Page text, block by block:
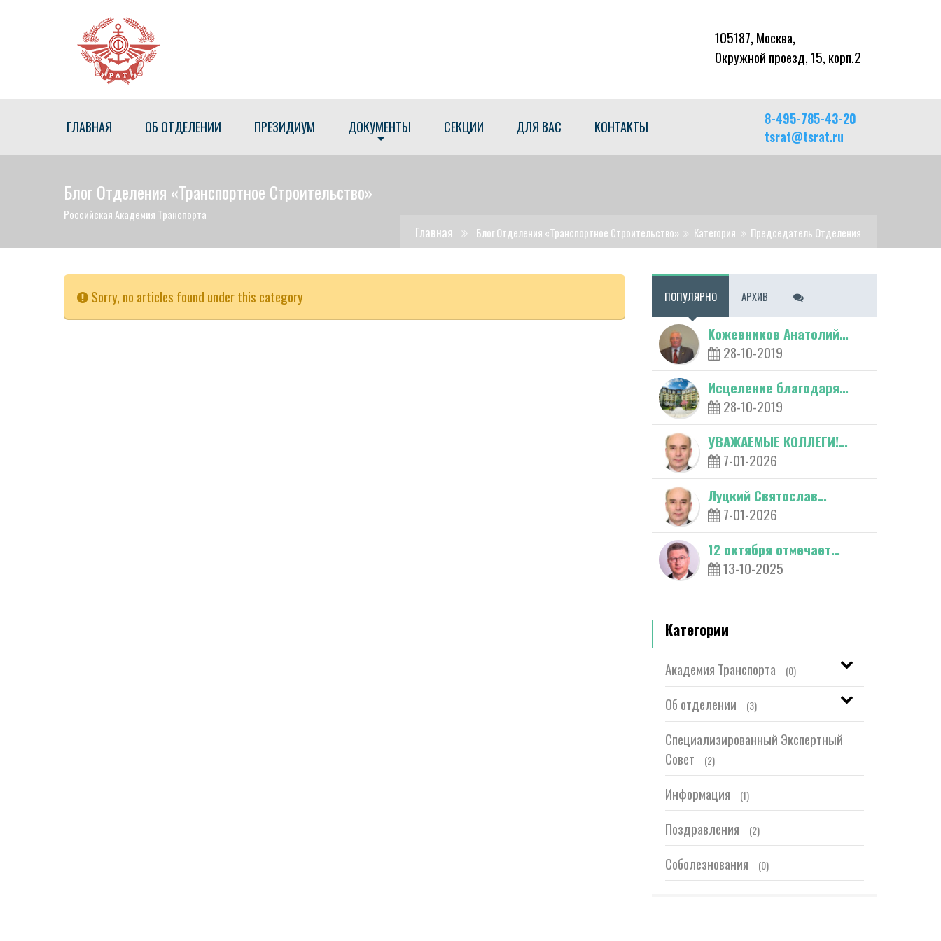
105187, Москва,
Окружной проезд, 15, корп.2
ГЛАВНАЯ ОБ ОТДЕЛЕНИИ ПРЕЗИДИУМ ДОКУМЕНТЫ СЕКЦИИ ДЛЯ ВАС КОНТАКТЫ
8-495-785-43-20
tsrat@tsrat.ru
Главная Блог Отделения «Транспортное Строительство» Категория Председатель Отделения
Блог Отделения «Транспортное Строительство»
Российская Академия Транспорта
Sorry, no articles found under this category ПОПУЛЯРНО АРХИВ
Кожевников Анатолий…
28-10-2019
Исцеление благодаря…
28-10-2019
УВАЖАЕМЫЕ КОЛЛЕГИ!…
7-01-2026
Луцкий Святослав…
7-01-2026
12 октября отмечает…
13-10-2025
Категории
Академия Транспорта (0)
Об отделении (3)
Специализированный Экспертный
Совет
(2)
Информация (1)
Поздравления (2)
Соболезнования (0)